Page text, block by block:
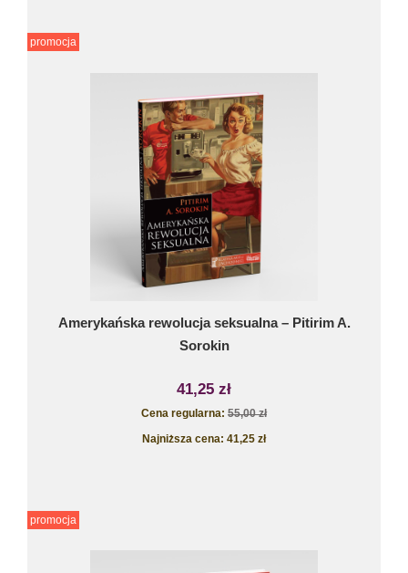
Amerykańska rewolucja seksualna – Pitirim A.
Sorokin
41,25 zł
Cena regularna: 55,00 zł
Najniższa cena: 41,25 zł
promocja
promocja